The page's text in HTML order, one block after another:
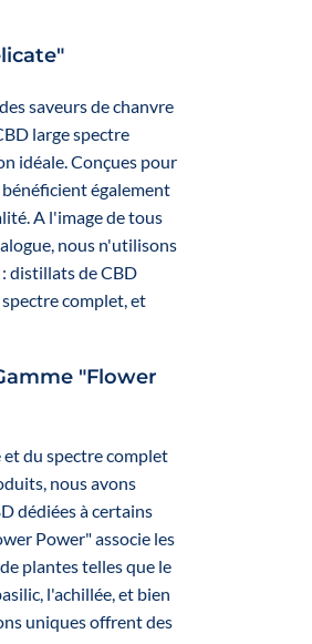
saveurs de chanvre
large spectre
idéale. Conçues pour
bénéficient également
A l'image de tous
nous n'utilisons
distillats de CBD
complet, et
"Flower
du spectre complet
nous avons
dédiées à certains
Power" associe les
plantes telles que le
l'achillée, et bien
uniques offrent des